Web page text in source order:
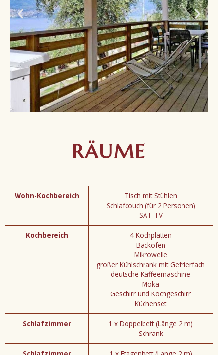
RÄUME
Wohn-Kochbereich
Tisch mit Stühlen
Schlafcouch (für 2 Personen)
SAT-TV
Kochbereich
4 Kochplatten
Backofen
Mikrowelle
großer Kühlschrank mit Gefrierfach
deutsche Kaffeemaschine
Moka
Geschirr und Kochgeschirr
Küchenset
Schlafzimmer
1 x Doppelbett (Länge 2 m)
Schrank